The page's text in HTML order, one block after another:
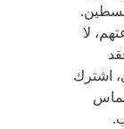
لا
اشترك